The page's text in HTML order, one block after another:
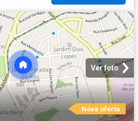
Ver foto
Nova oferta